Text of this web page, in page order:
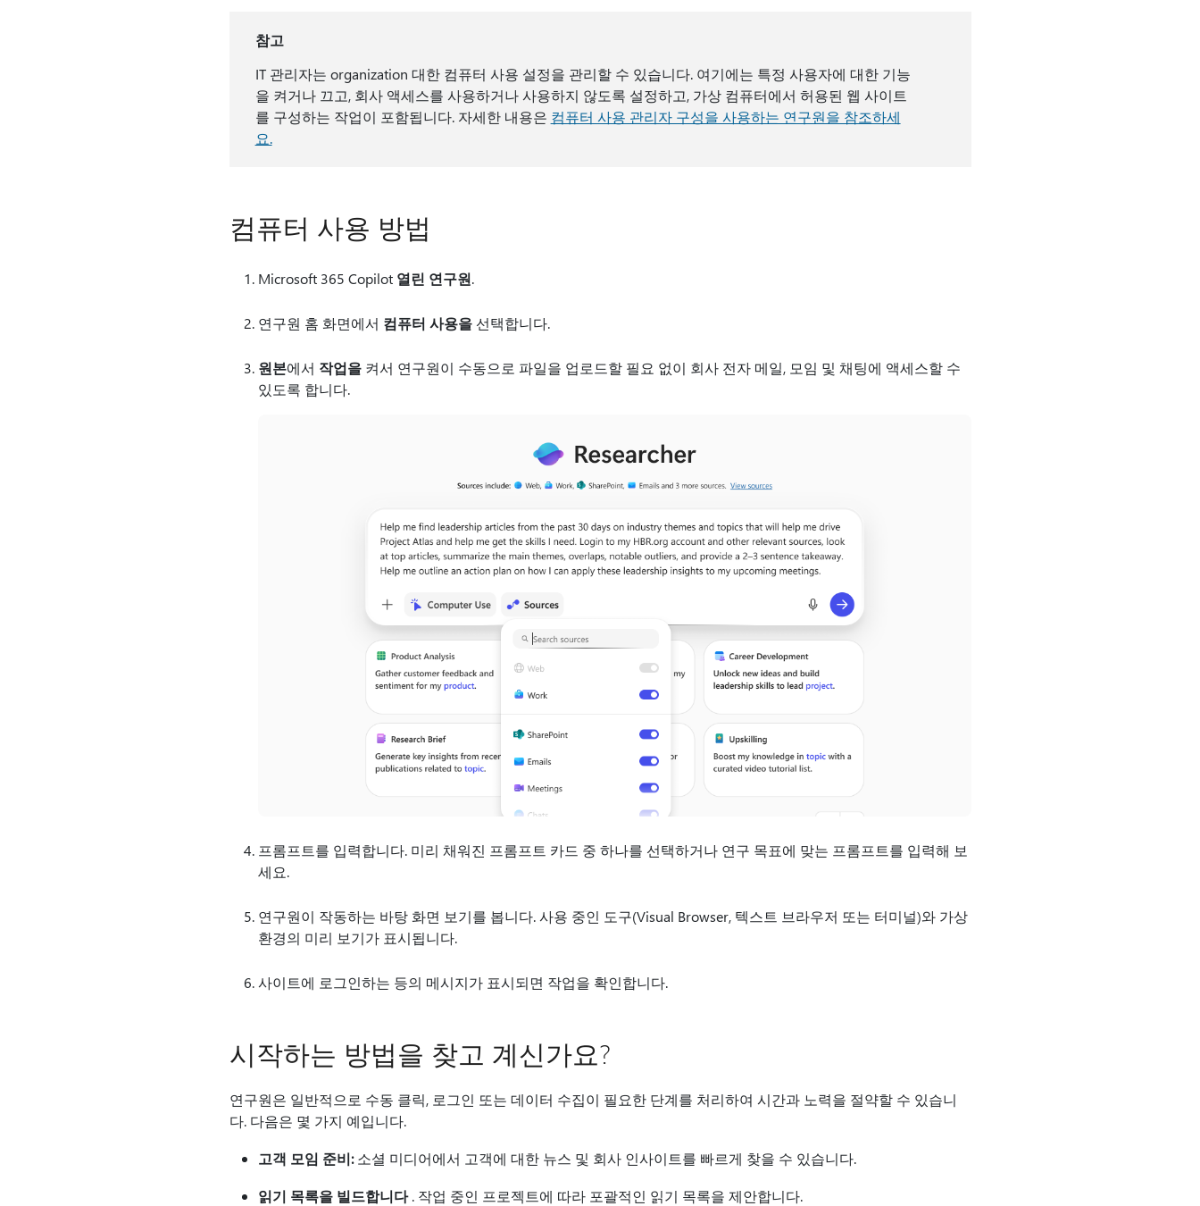
참고
IT 관리자는 organization 대한 컴퓨터 사용 설정을 관리할 수 있습니다. 여기에는 특정 사용자에 대한 기능
을 켜거나 끄고, 회사 액세스를 사용하거나 사용하지 않도록 설정하고, 가상 컴퓨터에서 허용된 웹 사이트
를 구성하는 작업이 포함됩니다. 자세한 내용은 컴퓨터 사용 관리자 구성을 사용하는 연구원을 참조하세
요.
컴퓨터 사용 방법
Microsoft 365 Copilot 열린 연구원.
연구원 홈 화면에서 컴퓨터 사용을선택합니다.
원본에서 작업을켜서 연구원이 수동으로 파일을 업로드할 필요 없이 회사 전자 메일, 모임 및 채팅에 액세스할 수
있도록 합니다.
프롬프트를 입력합니다. 미리 채워진 프롬프트 카드 중 하나를 선택하거나 연구 목표에 맞는 프롬프트를 입력해 보
세요.
연구원이 작동하는 바탕 화면 보기를 봅니다. 사용 중인 도구(Visual Browser, 텍스트 브라우저 또는 터미널)와 가상
환경의 미리 보기가 표시됩니다.
사이트에 로그인하는 등의 메시지가 표시되면 작업을 확인합니다.
시작하는 방법을 찾고 계신가요?
연구원은 일반적으로 수동 클릭, 로그인 또는 데이터 수집이 필요한 단계를 처리하여 시간과 노력을 절약할 수 있습니
다. 다음은 몇 가지 예입니다.
고객 모임 준비:소셜 미디어에서 고객에 대한 뉴스 및 회사 인사이트를 빠르게 찾을 수 있습니다.
읽기 목록을 빌드합니다. 작업 중인 프로젝트에 따라 포괄적인 읽기 목록을 제안합니다.